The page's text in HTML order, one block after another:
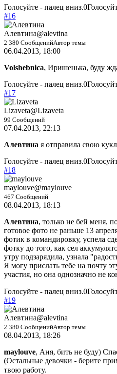
Голосуйте - палец вниз.0
#16
Алевтина@alevtina
2 380 СообщенийАвтор темы
06.04.2013, 18:00
Volshebnica, Иришенька, буду
Голосуйте - палец вниз.0
#17
Lizaveta@Lizaveta
99 Сообщений
07.04.2013, 22:13
Алевтина я отправила свою
Голосуйте - палец вниз.0
#18
maylouve@maylouve
467 Сообщений
08.04.2013, 18:13
Алевтина, только не бей меня,
готовое фото не раньше 13
фотик в командировку, успела
фотку до того, как сел
утру подзарядила, узнала
Я могу прислать тебе на почту
участия, но она однозначно не
Голосуйте - палец вниз.0
#19
Алевтина@alevtina
2 380 СообщенийАвтор темы
08.04.2013, 18:26
maylouve, Аня, бить не буду)
(Остальные девочки - берите
твою работу.